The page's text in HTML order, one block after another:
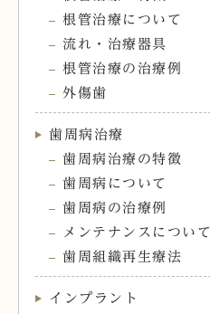
根管治療について
流れ・治療器具
根管治療の治療例
外傷歯
歯周病治療
歯周病治療の特徴
歯周病について
歯周病の治療例
メンテナンスについて
歯周組織再生療法
インプラント